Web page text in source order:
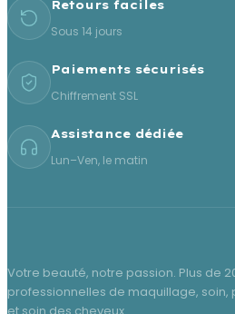
Retours faciles
Sous 14 jours
Paiements sécurisés
Chiffrement SSL
Assistance dédiée
Lun–Ven, le matin
Votre beauté, notre passion. Plus de
professionnelles de maquillage, soin,
et soin des cheveux.